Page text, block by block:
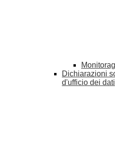
Dichiarazioni
d'ufficio dei dati